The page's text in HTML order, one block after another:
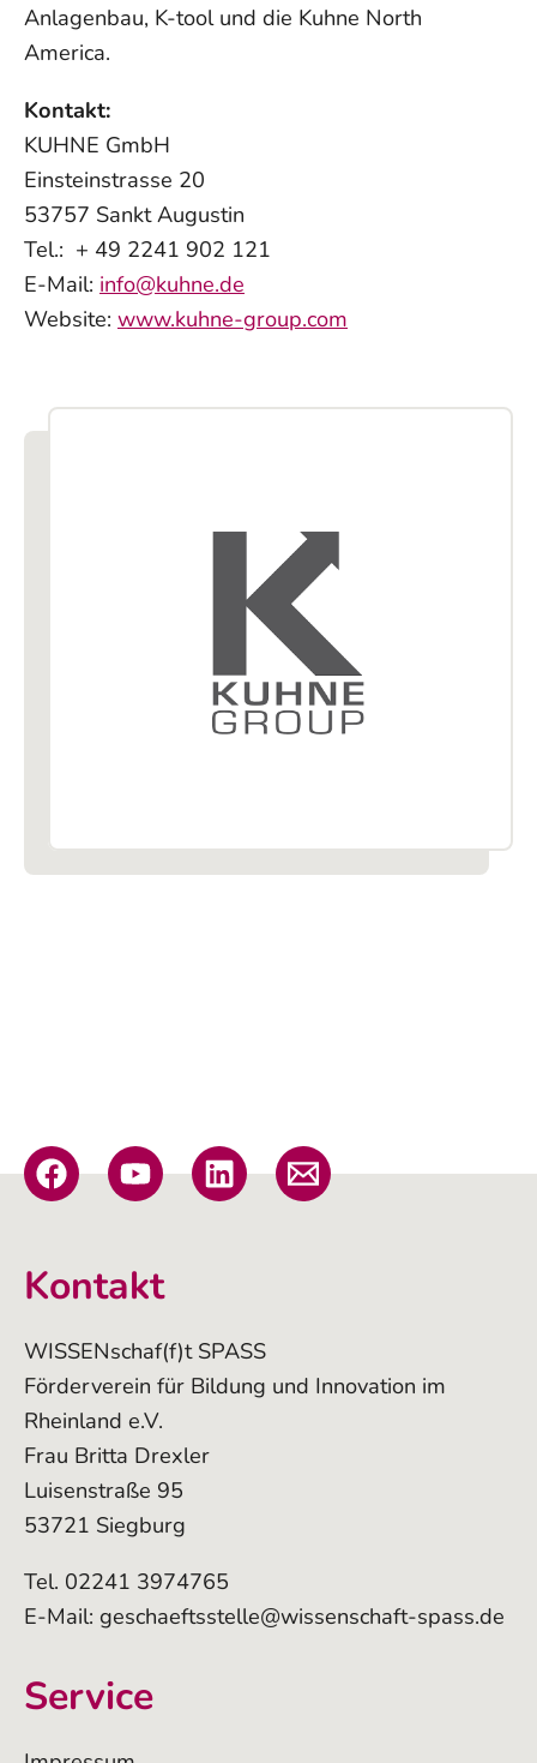
Anlagenbau, K-tool und die Kuhne North
America.
Kontakt:
KUHNE GmbH
Einsteinstrasse 20
53757 Sankt Augustin
Tel.: + 49 2241 902 121
E-Mail: info@kuhne.de
Website: www.kuhne-group.com
Kontakt
WISSENschaf(f)t SPASS
Förderverein für Bildung und Innovation im
Rheinland e.V.
Frau Britta Drexler
Luisenstraße 95
53721 Siegburg
Tel. 02241 3974765
E-Mail: geschaeftsstelle@wissenschaft-spass.de
Service